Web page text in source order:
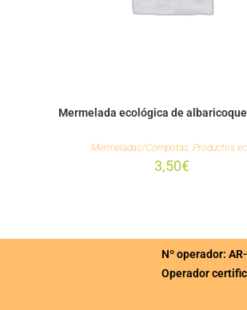
Mermelada ecológica de
Mermeladas/Compotas, Productos
3,50€
Nº operador:
Operador